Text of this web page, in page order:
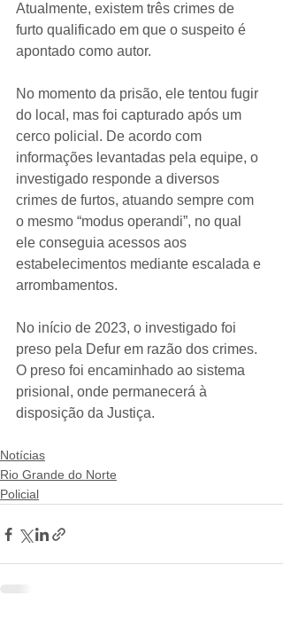
Atualmente, existem três crimes de
furto qualificado em que o suspeito é
apontado como autor.
No momento da prisão, ele tentou fugir
do local, mas foi capturado após um
cerco policial. De acordo com
informações levantadas pela equipe, o
investigado responde a diversos
crimes de furtos, atuando sempre com
o mesmo “modus operandi”, no qual
ele conseguia acessos aos
estabelecimentos mediante escalada e
arrombamentos.
No início de 2023, o investigado foi
preso pela Defur em razão dos crimes.
O preso foi encaminhado ao sistema
prisional, onde permanecerá à
disposição da Justiça.
Notícias
Rio Grande do Norte
Policial